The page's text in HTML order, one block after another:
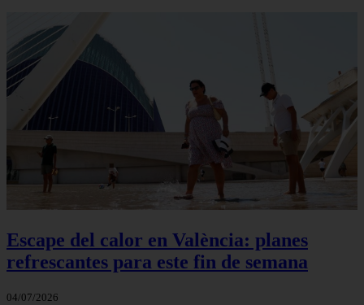
Escape del calor en València: planes
refrescantes para este fin de semana
04/07/2026